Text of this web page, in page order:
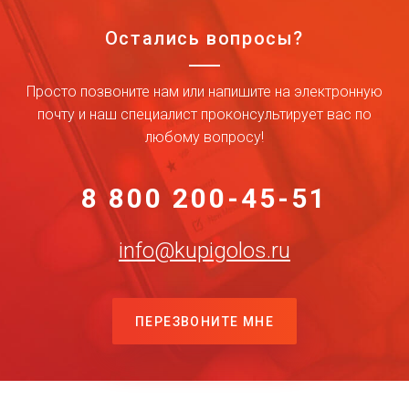
Остались вопросы?
Просто позвоните нам или напишите на электронную
почту и наш специалист проконсультирует вас по
любому вопросу!
8 800 200-45-51
info@kupigolos.ru
ПЕРЕЗВОНИТЕ МНЕ